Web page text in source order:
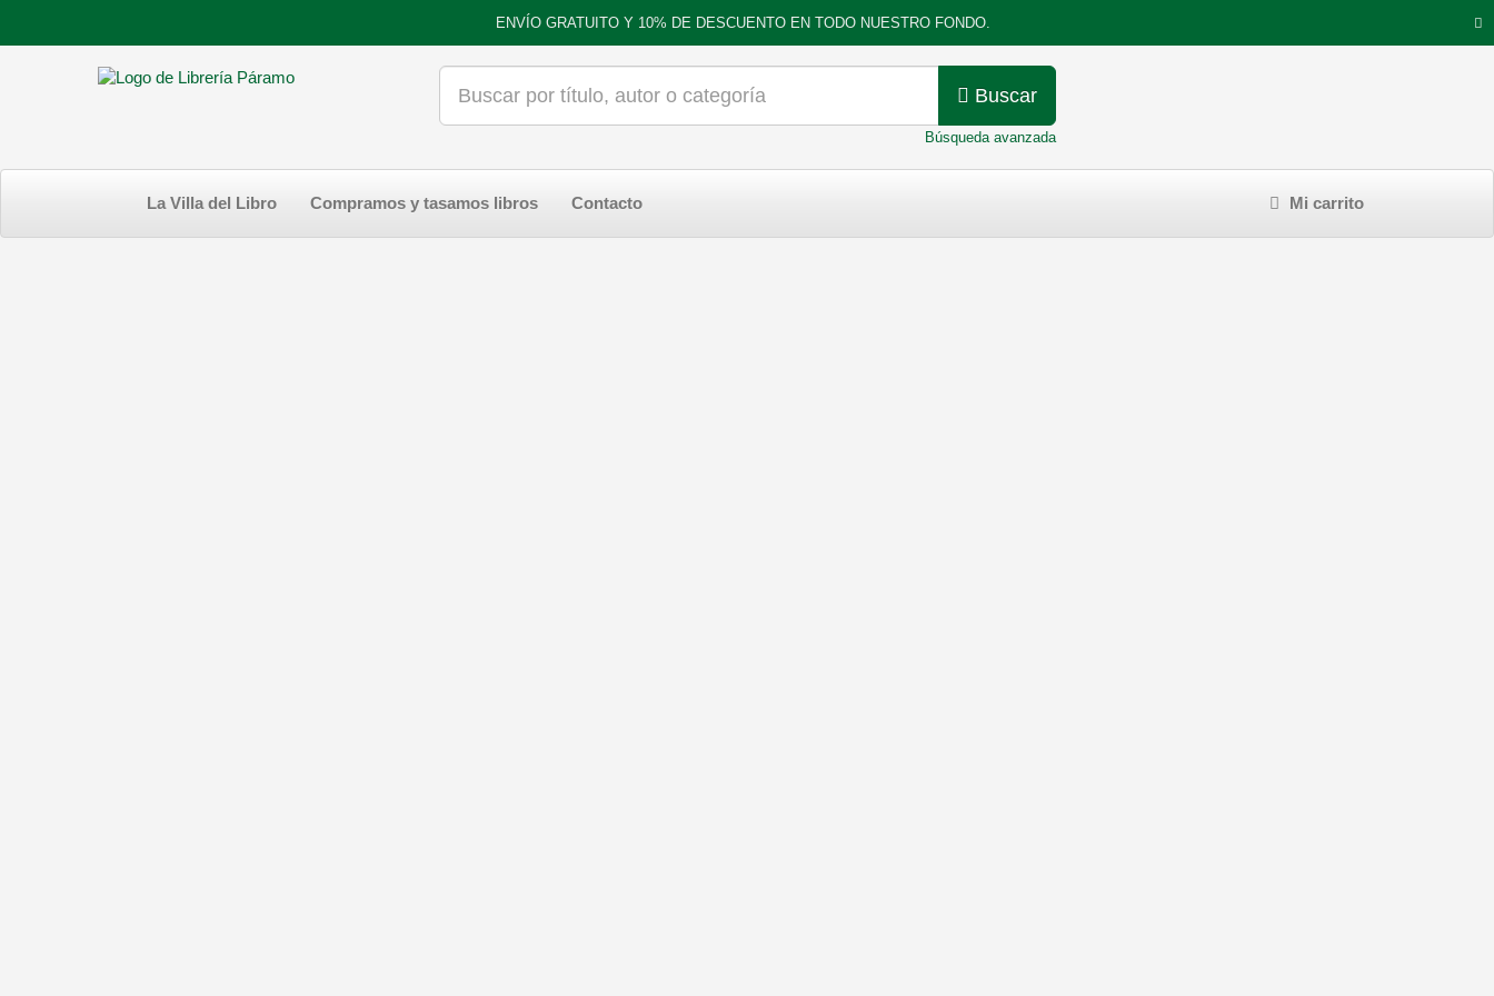
ENVÍO GRATUITO Y 10% DE DESCUENTO EN TODO NUESTRO FONDO.
Buscar
Búsqueda avanzada
La Villa del Libro Compramos y tasamos libros Contacto Mi carrito